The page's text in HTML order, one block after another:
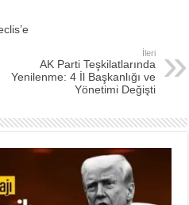
İleri
AK Parti Teşkilatlarında
Yenilenme: 4 İl Başkanlığı ve
Yönetimi Değişti